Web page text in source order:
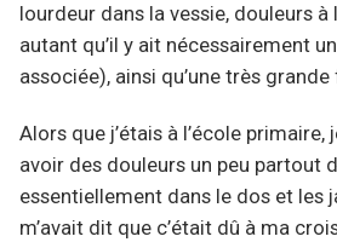
lourdeur dans la vessie, douleurs
autant qu’il y ait nécessairement
associée), ainsi qu’une très
Alors que j’étais à l’école primaire,
avoir des douleurs un peu partout
essentiellement dans le dos et les
m’avait dit que c’était dû à ma